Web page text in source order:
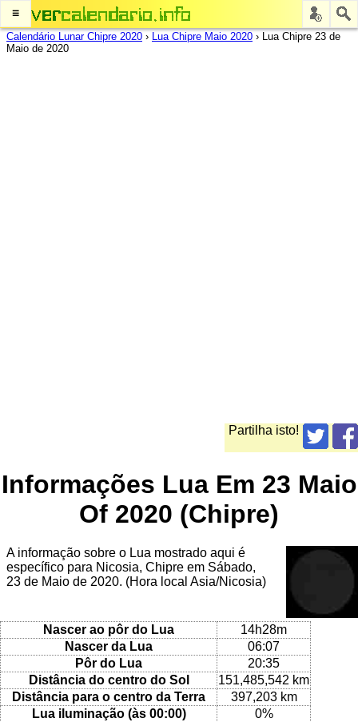
≡
Calendário Lunar Chipre 2020 › Lua Chipre Maio 2020 › Lua Chipre 23 de
Maio de 2020
Partilha isto!
Informações Lua Em 23 Maio
Of 2020 (Chipre)
A informação sobre o Lua mostrado aqui é
específico para Nicosia, Chipre em Sábado,
23 de Maio de 2020. (Hora local Asia/Nicosia)
Nascer ao pôr do Lua
14h28m
Nascer da Lua
06:07
Pôr do Lua
20:35
Distância do centro do Sol
151,485,542 km
Distância para o centro da Terra
397,203 km
Lua iluminação (às 00:00)
0%